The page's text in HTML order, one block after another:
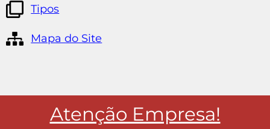
Tipos
Mapa do Site
Atenção Empresa!